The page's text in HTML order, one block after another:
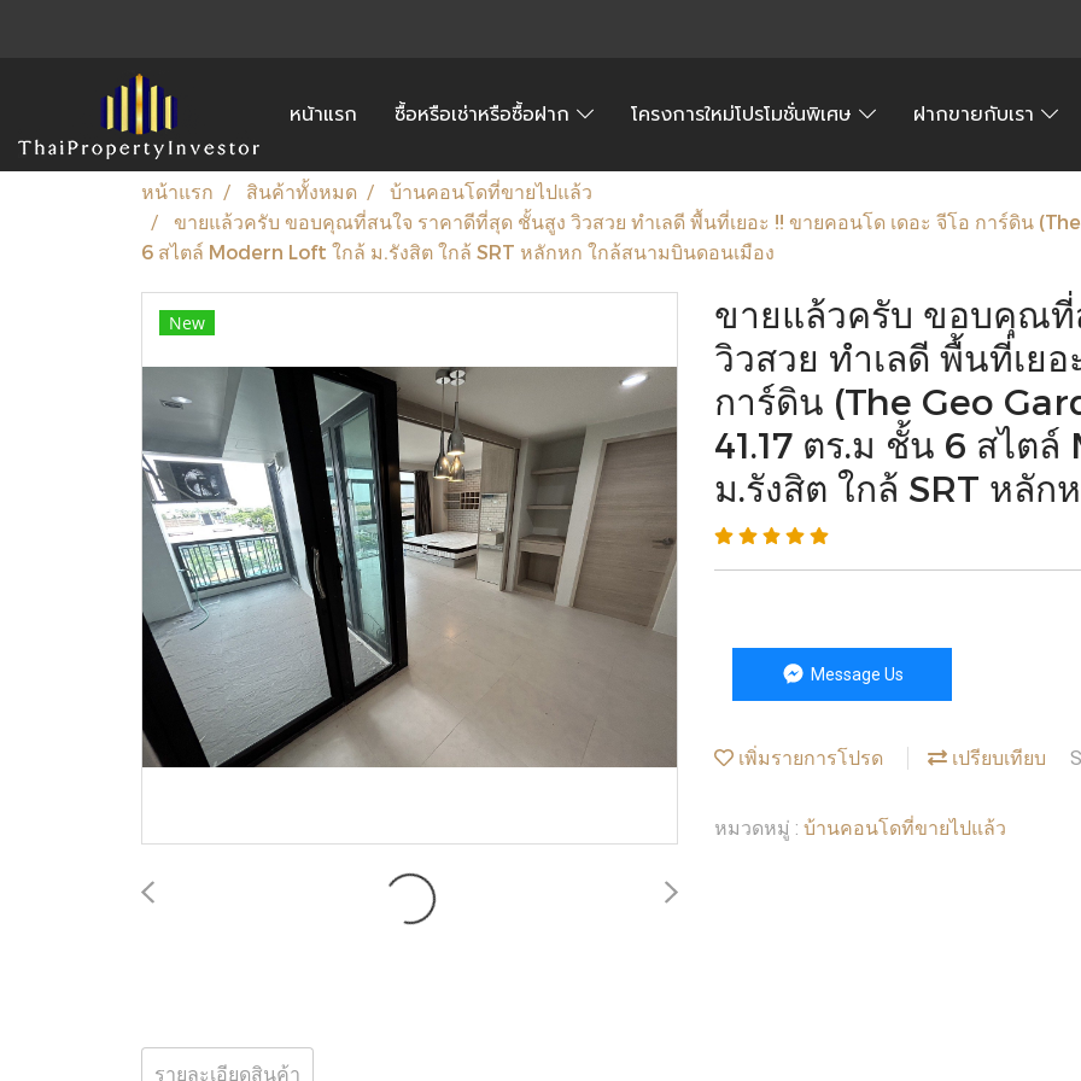
หน้าแรก ซื้อหรือเช่าหรือซื้อฝาก โครงการใหม่โปรโมชั่นพิเศษ ฝากขายกับเรา
หน้าแรก สินค้าทั้งหมด
บ้านคอนโดที่ขายไปแล้ว
ขายแล้วครับ ขอบคุณที่สนใจ ราคาดีที่สุด ชั้นสูง วิวสวย ทำเลดี พื้นที่เยอะ !! ขายคอนโด เดอะ จีโอ การ์ดิน
6 สไตล์ Modern Loft ใกล้ ม.รังสิต ใกล้ SRT หลักหก ใกล้สนามบินดอนเมือง
New
ขายแล้วครับ ขอบคุณที่
วิวสวย ทำเลดี พื้นที่เย
การ์ดิน (The Geo
41.17 ตร.ม ชั้น 6 สไต
ม.รังสิต ใกล้ SRT หลั
Message Us
เพิ่มรายการโปรด เปรียบเทียบ
หมวดหมู่ : บ้านคอนโดที่ขายไปแล้ว
รายละเอียดสินค้า